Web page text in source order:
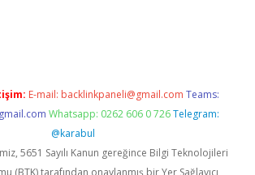
E-mail: backlinkpaneli@gmail.com Teams:
Whatsapp: 0262 606 0 726 Telegram:
@karabul
5651 Sayılı Kanun gereğince Bilgi Teknolojileri
(BTK) tarafından onaylanmış bir Yer Sağlayıcı